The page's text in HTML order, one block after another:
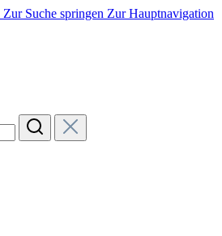
Zur Suche springen Zur Hauptnavigation